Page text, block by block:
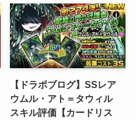
【ドラポブログ】SSレア
ウムル・アト＝タウィル
スキル評価【カードリス